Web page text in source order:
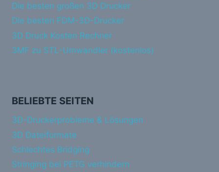
Die besten großen 3D Drucker
Die besten FDM-3D-Drucker
3D Druck Kosten Rechner
3MF zu STL-Umwandler (kostenlos)
BELIEBTE SEITEN
3D-Druckerprobleme & Lösungen
3D Dateiformate
Schlechtes Bridging
Stringing bei PETG verhindern